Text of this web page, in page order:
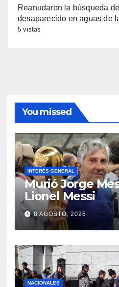
Reanudaron la búsqueda
desaparecido en aguas de
5 vistas
You missed
INTERÉS GENERAL
Murió Jorge
Lionel Messi
8 AGOSTO, 2026
NACIONALES